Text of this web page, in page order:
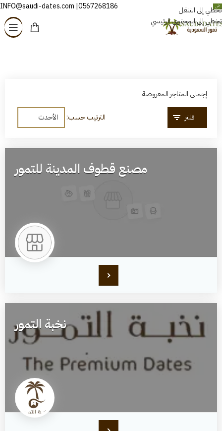
تخطي إلى التنقل
تخطي إلى المحتوى الرئيسي
العربية 0567268186| INFO@saudi-dates.com
إجمالي المتاجر المعروضة
فلتر الترتيب حسب:
مصنع قطوف المدينة للتمور
نخبة التمور